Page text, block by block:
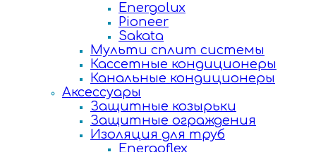
Energolux
Pioneer
Sakata
Мульти сплит системы
Кассетные кондиционеры
Канальные кондиционеры
Аксессуары
Защитные козырьки
Защитные ограждения
Изоляция для труб
Energoflex